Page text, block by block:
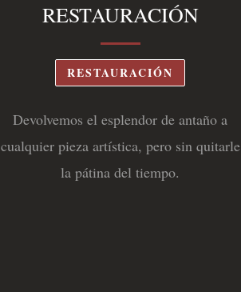
RESTAURACIÓN
RESTAURACIÓN
Devolvemos el esplendor de antaño a
cualquier pieza artística, pero sin quitarle
la pátina del tiempo.